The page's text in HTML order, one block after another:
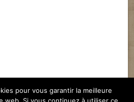
pour vous garantir la meilleure